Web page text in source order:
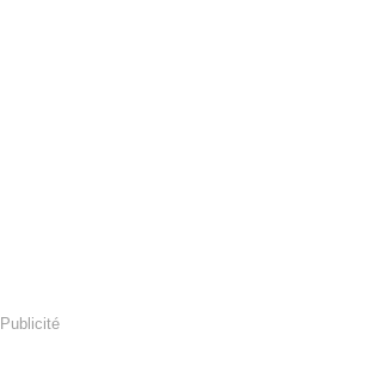
Publicité